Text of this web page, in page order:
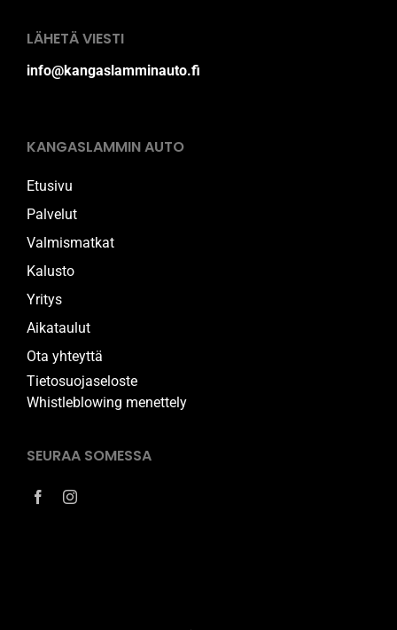
LÄHETÄ VIESTI
info@kangaslamminauto.fi
KANGASLAMMIN AUTO
Etusivu
Palvelut
Valmismatkat
Kalusto
Yritys
Aikataulut
Ota yhteyttä
Tietosuojaseloste
Whistleblowing menettely
SEURAA SOMESSA